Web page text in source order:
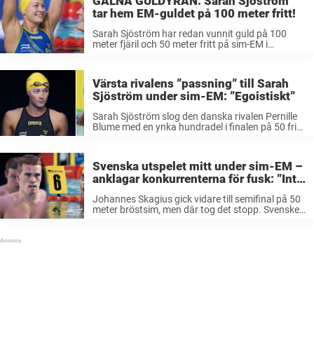
tar hem EM-guldet på 100 meter fritt!
Sarah Sjöström har redan vunnit guld på 100
meter fjäril och 50 meter fritt på sim-EM i
Värsta rivalens ”passning” till Sarah
Sjöström under sim-EM: ”Egoistiskt”
Sarah Sjöström slog den danska rivalen Pernille
Blume med en ynka hundradel i finalen på 50 fritt
Svenska utspelet mitt under sim-EM –
anklagar konkurrenterna för fusk: ”Inte
Johannes Skagius gick vidare till semifinal på 50
meter bröstsim, men där tog det stopp. Svensken